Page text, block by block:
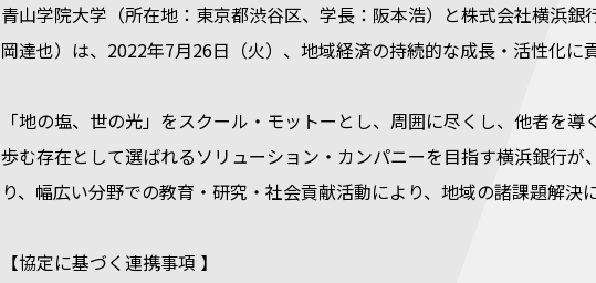
青山学院大学（所在地：東京都渋谷区、学長：阪本浩）と株式会社横浜
岡達也）は、2022年7月26日（火）、地域経済の持続的な成長・活性化に
「地の塩、世の光」をスクール・モットーとし、周囲に尽くし、他者を
歩む存在として選ばれるソリューション・カンパニーを目指す横浜銀行
り、幅広い分野での教育・研究・社会貢献活動により、地域の諸課題解決
【協定に基づく連携事項 】